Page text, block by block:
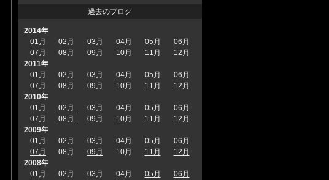
過去のブログ
2014年
01月
02月 03月 04月 05月
06月
07月
08月 09月 10月 11月
12月
2011年
01月
02月 03月 04月 05月
06月
07月
08月 09月 10月 11月
12月
2010年
01月
02月 03月 04月 05月
06月
07月
08月 09月 10月 11月
12月
2009年
01月
02月 03月 04月 05月
06月
07月
08月 09月 10月 11月
12月
2008年
01月
02月 03月 04月 05月
06月